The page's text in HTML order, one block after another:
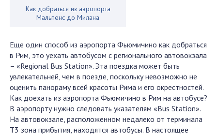
Как добраться из аэропорта
Мальпенс до Милана
Еще один способ из аэропорта Фьюмичино как добраться
в Рим, это уехать автобусом с регионального автовокзала
– «Regional Bus Station». Эта поездка может быть
увлекательней, чем в поезде, поскольку невозможно не
оценить панораму всей красоты Рима и его окрестностей.
Как доехать из аэропорта Фьюмичино в Рим на автобусе?
В аэропорту нужно следовать указателям «Bus Station».
На автовокзале, расположенном недалеко от терминала
Т3 зона прибытия, находятся автобусы. В настоящее